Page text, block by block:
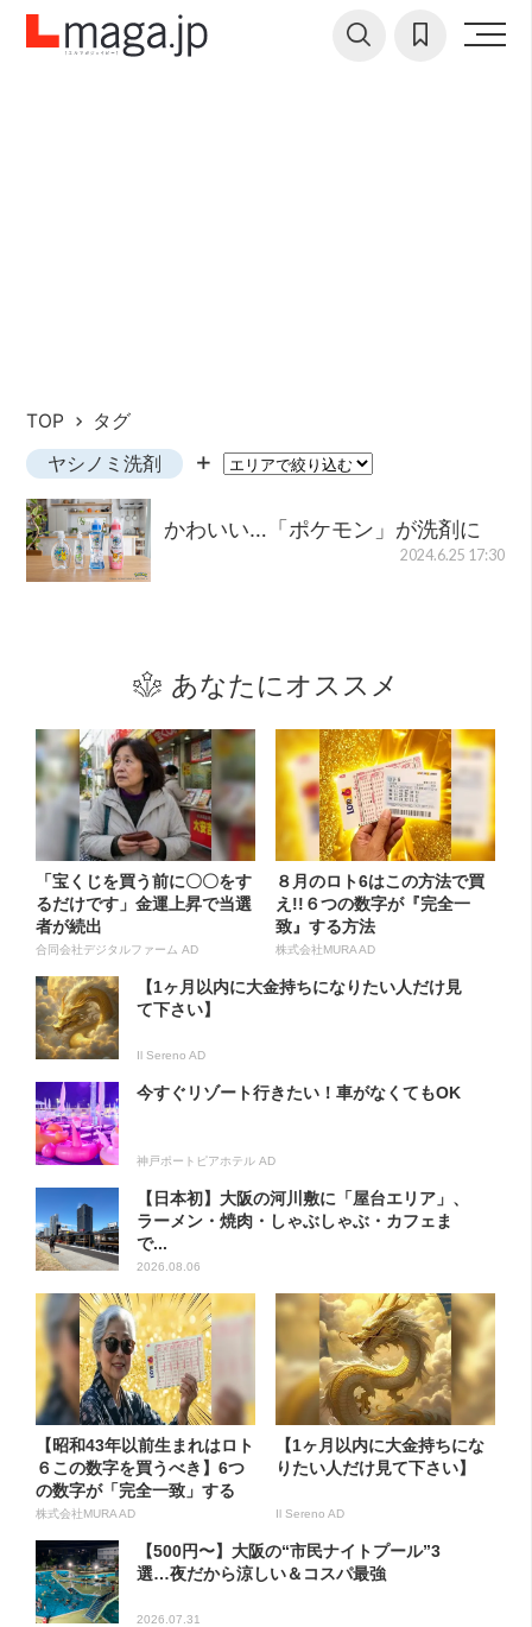
TOP
タグ
ヤシノミ洗剤
かわいい…「ポケモン」が洗剤に
2024.6.25 17:30
あなたにオススメ
「宝くじを買う前に〇〇をす
るだけです」金運上昇で当選
者が続出
合同会社デジタルファーム AD
８月のロト6はこの方法で買
え!!６つの数字が『完全一
致』する方法
株式会社MURA AD
【1ヶ月以内に大金持ちになりたい人だけ見
て下さい】
Il Sereno AD
今すぐリゾート行きたい！車がなくてもOK
神戸ポートピアホテル AD
【日本初】大阪の河川敷に「屋台エリア」、
ラーメン・焼肉・しゃぶしゃぶ・カフェま
で...
2026.08.06
【昭和43年以前生まれはロト
６この数字を買うべき】6つ
の数字が「完全一致」する
方...
株式会社MURA AD
【1ヶ月以内に大金持ちにな
りたい人だけ見て下さい】
Il Sereno AD
【500円〜】大阪の“市民ナイトプール”3
選…夜だから涼しい＆コスパ最強
2026.07.31